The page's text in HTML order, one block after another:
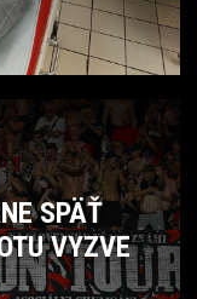
SPÄŤ
VYZVE